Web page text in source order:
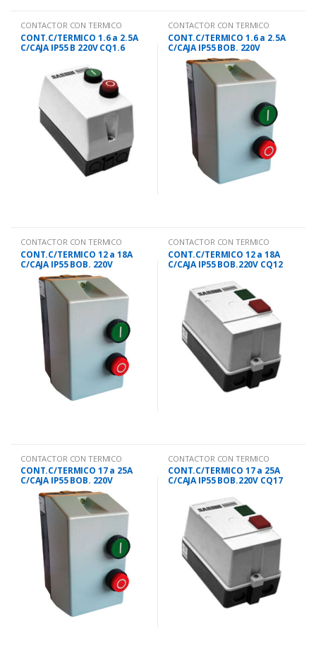
CONTACTOR CON TERMICO
CONT.C/TERMICO 1.6 a 2.5A
C/CAJA IP55 B 220V CQ1.6
CONTACTOR CON TERMICO
CONT.C/TERMICO 1.6 a 2.5A
C/CAJA IP55 BOB. 220V
CONTACTOR CON TERMICO
CONT.C/TERMICO 12 a 18A
C/CAJA IP55 BOB. 220V
CONTACTOR CON TERMICO
CONT.C/TERMICO 12 a 18A
C/CAJA IP55 BOB.220V CQ12
CONTACTOR CON TERMICO
CONT.C/TERMICO 17 a 25A
C/CAJA IP55 BOB. 220V
CONTACTOR CON TERMICO
CONT.C/TERMICO 17 a 25A
C/CAJA IP55 BOB.220V CQ17